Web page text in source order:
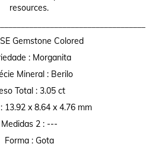
resources.
Gemstone Colored
: Morganita
Mineral : Berilo
Total : 3.05 ct
13.92 x 8.64 x 4.76 mm
Medidas 2 : ---
Forma : Gota